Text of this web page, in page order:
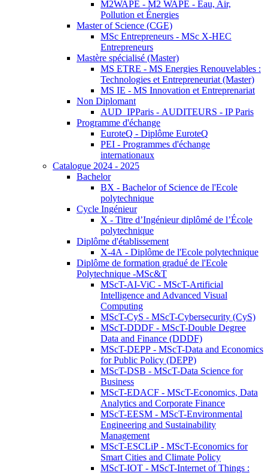
M2WAPE - M2 WAPE - Eau, Air,
Pollution et Énergies
Master of Science (CGE)
MSc Entrepreneurs - MSc X-HEC
Entrepreneurs
Mastère spécialisé (Master)
MS ETRE - MS Energies Renouvelables :
Technologies et Entrepreneuriat (Master)
MS IE - MS Innovation et Entreprenariat
Non Diplomant
AUD_IPParis - AUDITEURS - IP Paris
Programme d'échange
EuroteQ - Diplôme EuroteQ
PEI - Programmes d'échange
internationaux
Catalogue 2024 - 2025
Bachelor
BX - Bachelor of Science de l'Ecole
polytechnique
Cycle Ingénieur
X - Titre d’Ingénieur diplômé de l’École
polytechnique
Diplôme d'établissement
X-4A - Diplôme de l'Ecole polytechnique
Diplôme de formation gradué de l'Ecole
Polytechnique -MSc&T
MScT-AI-ViC - MScT-Artificial
Intelligence and Advanced Visual
Computing
MScT-CyS - MScT-Cybersecurity (CyS)
MScT-DDDF - MScT-Double Degree
Data and Finance (DDDF)
MScT-DEPP - MScT-Data and Economics
for Public Policy (DEPP)
MScT-DSB - MScT-Data Science for
Business
MScT-EDACF - MScT-Economics, Data
Analytics and Corporate Finance
MScT-EESM - MScT-Environmental
Engineering and Sustainability
Management
MScT-ESCLiP - MScT-Economics for
Smart Cities and Climate Policy
MScT-IOT - MScT-Internet of Things :